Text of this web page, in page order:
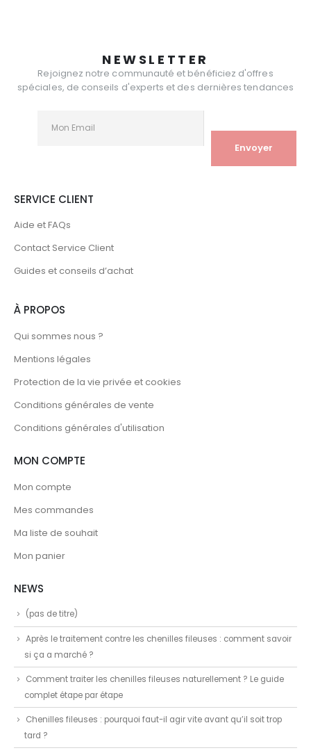
NEWSLETTER
Rejoignez notre communauté et bénéficiez d'offres
spéciales, de conseils d'experts et des dernières tendances
SERVICE CLIENT
Aide et FAQs
Contact Service Client
Guides et conseils d’achat
À PROPOS
Qui sommes nous ?
Mentions légales
Protection de la vie privée et cookies
Conditions générales de vente
Conditions générales d'utilisation
MON COMPTE
Mon compte
Mes commandes
Ma liste de souhait
Mon panier
NEWS
(pas de titre)
Après le traitement contre les chenilles fileuses : comment savoir
si ça a marché ?
Comment traiter les chenilles fileuses naturellement ? Le guide
complet étape par étape
Chenilles fileuses : pourquoi faut-il agir vite avant qu’il soit trop
tard ?